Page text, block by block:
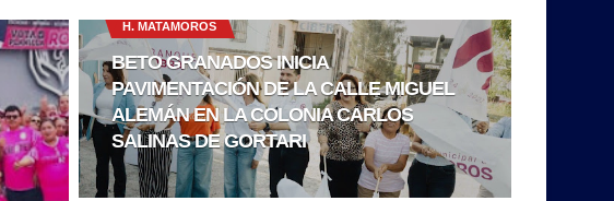
H. MATAMOROS
BETO GRANADOS INICIA
PAVIMENTACIÓN DE LA CALLE MIGUEL
ALEMÁN EN LA COLONIA CARLOS
SALINAS DE GORTARI